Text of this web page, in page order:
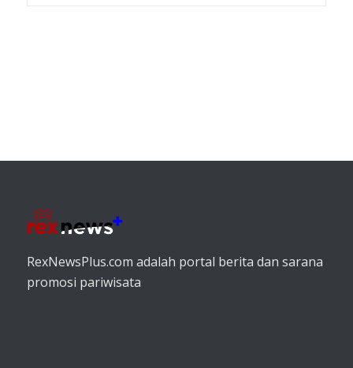
RexNewsPlus.com adalah portal berita dan sarana
promosi pariwisata